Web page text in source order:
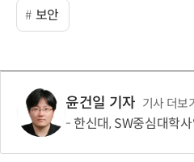
보안
윤건일 기자 기사 더보기
한신대, SW중심대학사업 성과 결실